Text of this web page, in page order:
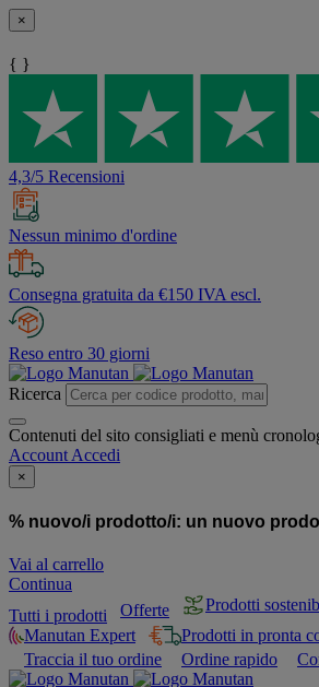
×
{ }
4,3/5 Recensioni
Nessun minimo d'ordine
Consegna gratuita da €150 IVA escl.
Reso entro 30 giorni
Ricerca
Contenuti del sito consigliati e menù
Account Accedi
×
% nuovo/i prodotto/i: un nuovo
Vai al carrello
Continua
Tutti i prodotti
Offerte
Prodotti
Manutan Expert
Prodotti in pronta
Traccia il tuo ordine
Ordine rapido